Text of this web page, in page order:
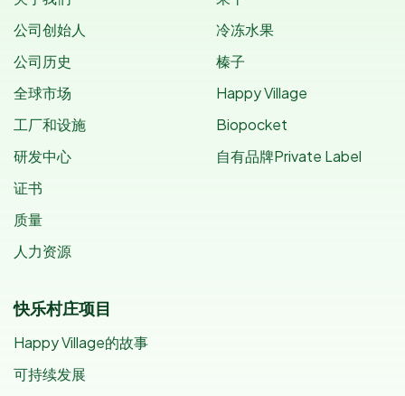
公司创始人
公司历史
全球市场
工厂和设施
研发中心
证书
质量
人力资源
冷冻水果
榛子
Happy Village
Biopocket
自有品牌Private Label
快乐村庄项目
Happy Village的故事
可持续发展